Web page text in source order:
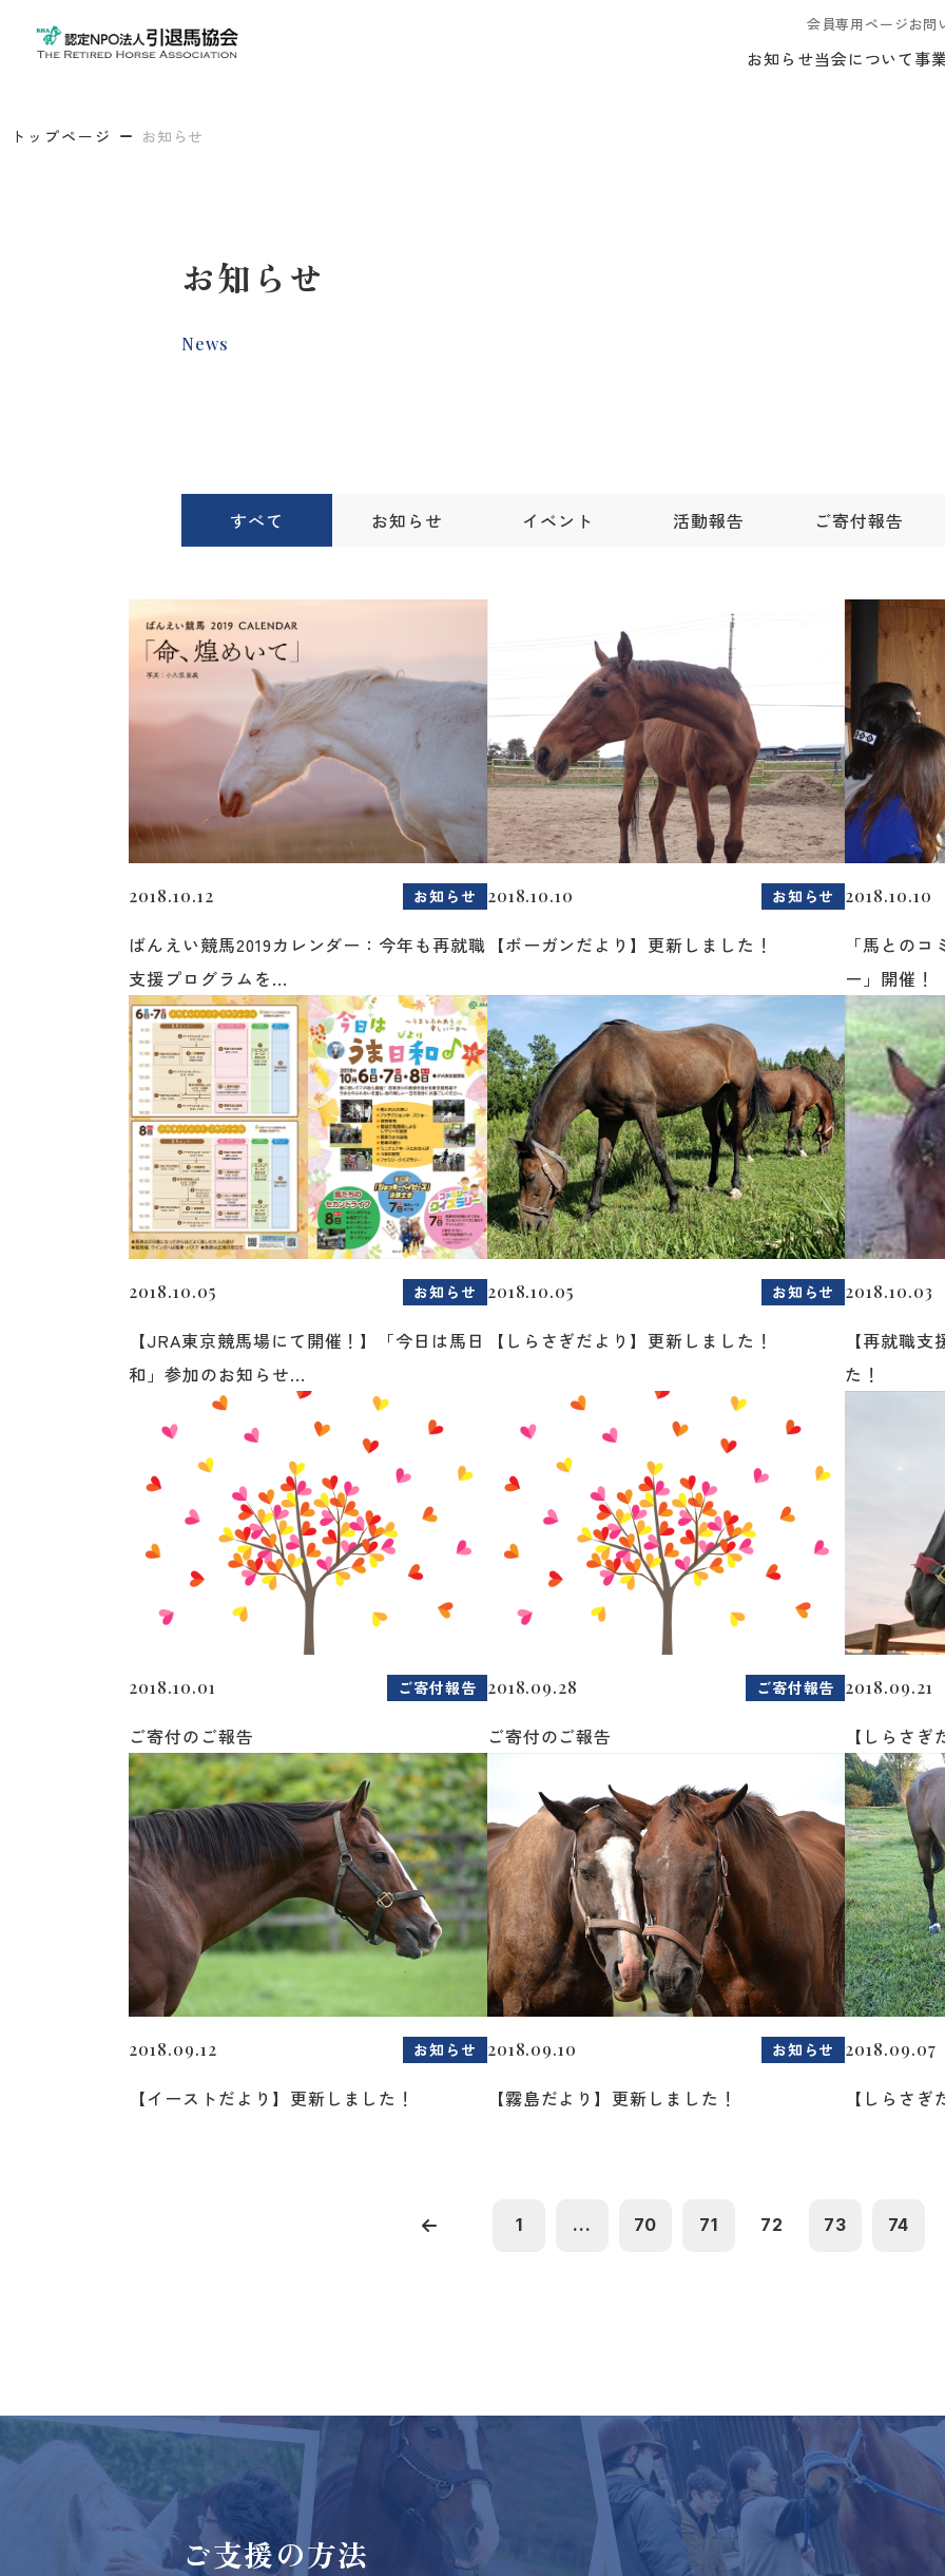
会員専用ページお問
お知らせ当会について事
トップページ お知らせ
お知らせ
News
すべて お知らせ イベント 活動報告 ご寄付報告
2018.10.12 お知らせ
ばんえい競馬2019カレンダー：今年も再就職
支援プログラムを...
2018.10.10 お知らせ
【ボーガンだより】更新しました！
2018.10.10
「馬との
ー」開催！
2018.10.05 お知らせ
【JRA東京競馬場にて開催！】「今日は馬日
和」参加のお知らせ...
2018.10.05 お知らせ
【しらさぎだより】更新しました！
2018.10.03
【再就職
た！
2018.10.01 ご寄付報告
ご寄付のご報告
2018.09.28 ご寄付報告
ご寄付のご報告
2018.09.21
【しらさ
2018.09.12 お知らせ
【イーストだより】更新しました！
2018.09.10 お知らせ
【霧島だより】更新しました！
2018.09.07
【しらさ
1 ... 70 71 72 73 74
ご支援の方法